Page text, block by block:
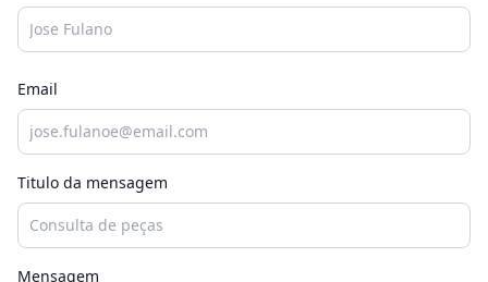
Email
Titulo da mensagem
Mensagem